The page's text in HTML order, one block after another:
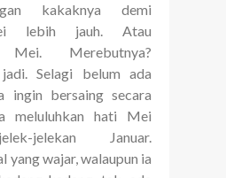
kakaknya demi
lebih jauh. Atau
Mei. Merebutnya?
Selagi belum ada
ingin bersaing secara
meluluhkan hati Mei
jelekan Januar.
yang wajar, walaupun ia